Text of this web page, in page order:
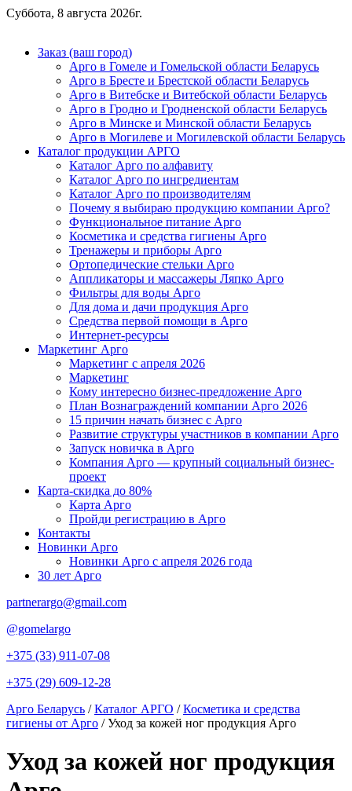
Суббота, 8 августа 2026г.
Заказ (ваш город)
Арго в Гомеле и Гомельской области Беларусь
Арго в Бресте и Брестской области Беларусь
Арго в Витебске и Витебской области Беларусь
Арго в Гродно и Гродненской области Беларусь
Арго в Минске и Минской области Беларусь
Арго в Могилеве и Могилевской области Беларусь
Каталог продукции АРГО
Каталог Арго по алфавиту
Каталог Арго по ингредиентам
Каталог Арго по производителям
Почему я выбираю продукцию компании Арго?
Функциональное питание Арго
Косметика и средства гигиены Арго
Тренажеры и приборы Арго
Ортопедические стельки Арго
Аппликаторы и массажеры Ляпко Арго
Фильтры для воды Арго
Для дома и дачи продукция Арго
Средства первой помощи в Арго
Интернет-ресурсы
Маркетинг Арго
Маркетинг с апреля 2026
Маркетинг
Кому интересно бизнес-предложение Арго
План Вознаграждений компании Арго 2026
15 причин начать бизнес с Арго
Развитие структуры участников в компании Арго
Запуск новичка в Арго
Компания Арго — крупный социальный бизнес-
проект
Карта-скидка до 80%
Карта Арго
Пройди регистрацию в Арго
Контакты
Новинки Арго
Новинки Арго с апреля 2026 года
30 лет Арго
partnerargo@gmail.com
@gomelargo
+375 (33) 911-07-08
+375 (29) 609-12-28
Арго Беларусь /Каталог АРГО /Косметика и средства
гигиены от Арго /Уход за кожей ног продукция Арго
Уход за кожей ног продукция